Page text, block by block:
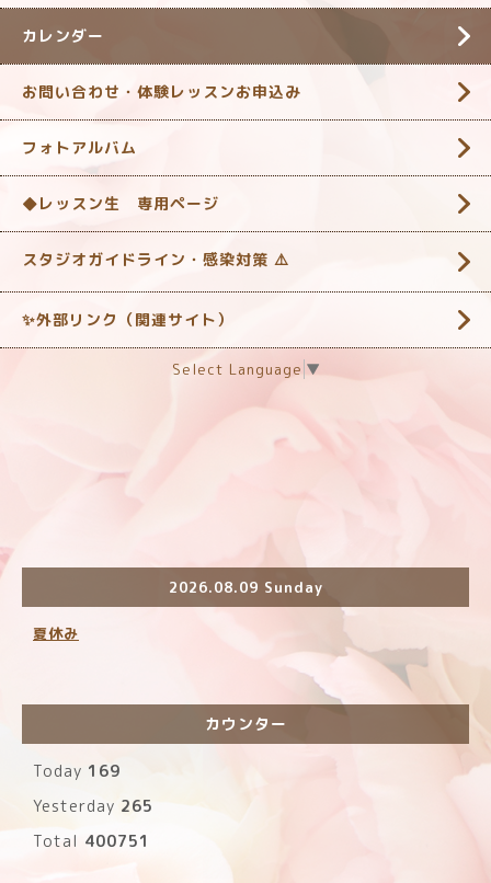
カレンダー
お問い合わせ・体験レッスンお申込み
フォトアルバム
◆レッスン生 専用ページ
スタジオガイドライン・感染対策 ‎⚠️
✨外部リンク（関連サイト）
Select Language ▼
2026.08.09 Sunday
夏休み
カウンター
Today 169
Yesterday 265
Total 400751